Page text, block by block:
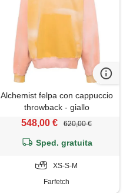
Alchemist felpa con cappuccio
throwback - giallo
548,00 € 620,00 €
Sped. gratuita
XS-S-M
Farfetch